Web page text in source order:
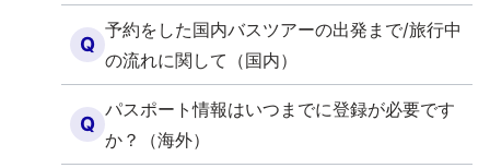
Q
予約をした国内バスツアーの出発まで/旅行中
の流れに関して（国内）
Q
パスポート情報はいつまでに登録が必要です
か？（海外）